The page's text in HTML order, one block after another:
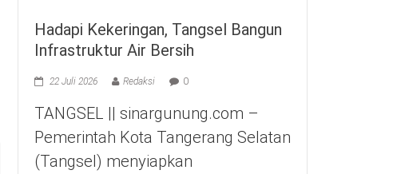
Hadapi Kekeringan, Tangsel Bangun
Infrastruktur Air Bersih
22 Juli 2026 Redaksi 0
TANGSEL || sinargunung.com –
Pemerintah Kota Tangerang Selatan
(Tangsel) menyiapkan